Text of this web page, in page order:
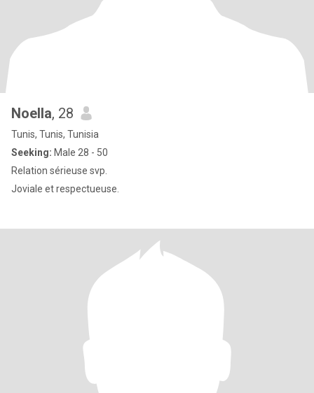
Noella, 28
Tunis, Tunis, Tunisia
Seeking: Male 28 - 50
Relation sérieuse svp.
Joviale et respectueuse.